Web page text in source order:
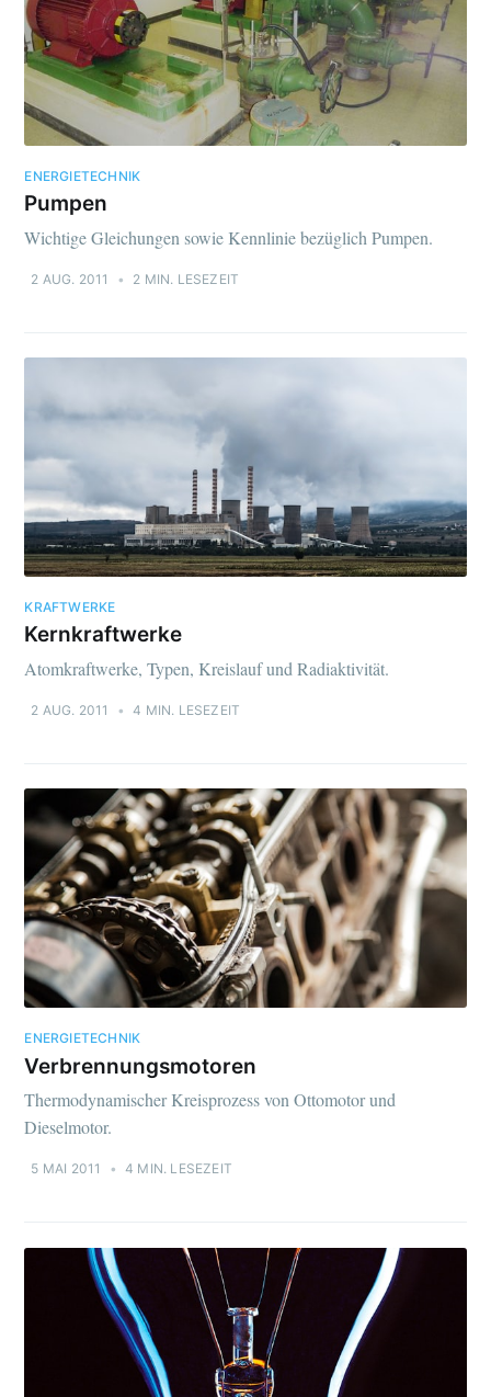
ENERGIETECHNIK
Pumpen
Wichtige Gleichungen sowie Kennlinie bezüglich Pumpen.
2 AUG. 2011 • 2 MIN. LESEZEIT
KRAFTWERKE
Kernkraftwerke
Atomkraftwerke, Typen, Kreislauf und Radiaktivität.
2 AUG. 2011 • 4 MIN. LESEZEIT
ENERGIETECHNIK
Verbrennungsmotoren
Thermodynamischer Kreisprozess von Ottomotor und
Dieselmotor.
5 MAI 2011 • 4 MIN. LESEZEIT